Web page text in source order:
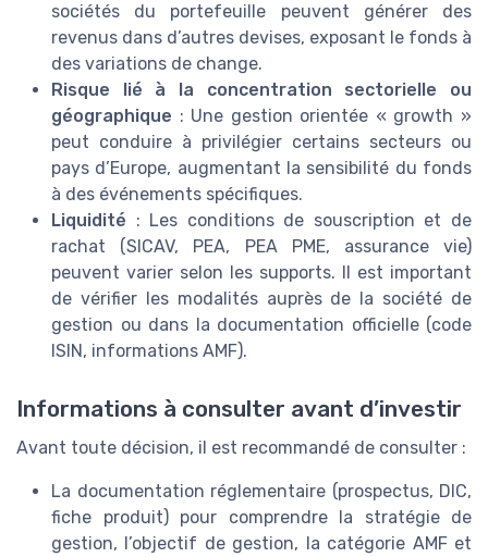
sociétés du portefeuille peuvent générer des
revenus dans d’autres devises, exposant le fonds à
des variations de change.
Risque lié à la concentration sectorielle ou
géographique : Une gestion orientée « growth »
peut conduire à privilégier certains secteurs ou
pays d’Europe, augmentant la sensibilité du fonds
à des événements spécifiques.
Liquidité : Les conditions de souscription et de
rachat (SICAV, PEA, PEA PME, assurance vie)
peuvent varier selon les supports. Il est important
de vérifier les modalités auprès de la société de
gestion ou dans la documentation officielle (code
ISIN, informations AMF).
Informations à consulter avant d’investir
Avant toute décision, il est recommandé de consulter :
La documentation réglementaire (prospectus, DIC,
fiche produit) pour comprendre la stratégie de
gestion, l’objectif de gestion, la catégorie AMF et